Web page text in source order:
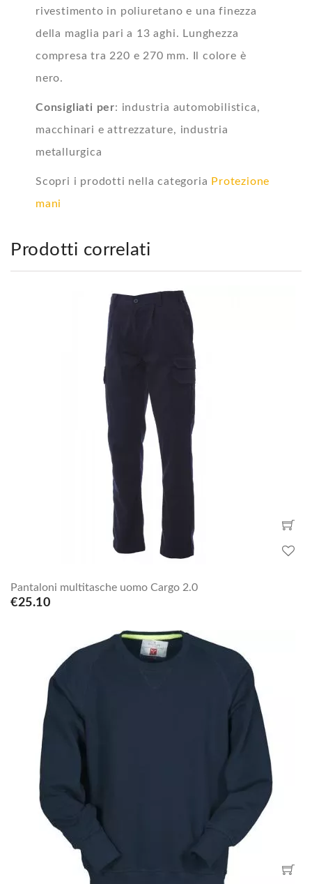
rivestimento in poliuretano e una finezza
della maglia pari a 13 aghi. Lunghezza
compresa tra 220 e 270 mm. Il colore è
nero.
Consigliati per: industria automobilistica,
macchinari e attrezzature, industria
metallurgica
Scopri i prodotti nella categoria Protezione
mani
Prodotti correlati
Pantaloni multitasche uomo Cargo 2.0
€25.10